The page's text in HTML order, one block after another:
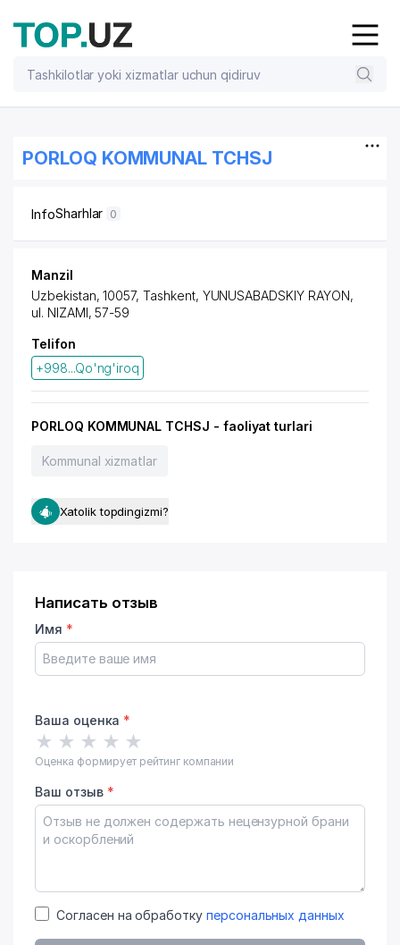
PORLOQ KOMMUNAL TCHSJ
InfoSharhlar 0
Manzil
Uzbekistan, 10057, Tashkent, YUNUSABADSKIY RAYON,
ul. NIZAMI, 57-59
Telifon
+998...Qo'ng'iroq
PORLOQ KOMMUNAL TCHSJ - faoliyat turlari
Kommunal xizmatlar
Xatolik topdingizmi?
Написать отзыв
Имя *
Ваша оценка *
★ ★ ★ ★ ★
Оценка формирует рейтинг компании
Ваш отзыв *
Согласен на обработку персональных данных